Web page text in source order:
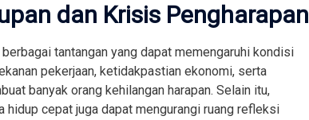
dan Krisis Pengharapan
tantangan yang dapat memengaruhi kondisi
pekerjaan, ketidakpastian ekonomi, serta
banyak orang kehilangan harapan. Selain itu,
hidup cepat juga dapat mengurangi ruang refleksi